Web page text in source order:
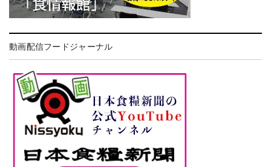
動画配信フードジャーナル